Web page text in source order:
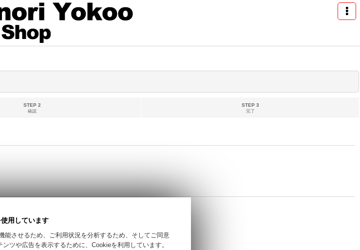
STEP 2
確認
STEP 3
完了
います。フリーメール以外のご登録をお勧めします。
用しています
能させるため、ご利用状況を分析するため、そしてご同意
ツや広告を表示するために、Cookieを利用しています。